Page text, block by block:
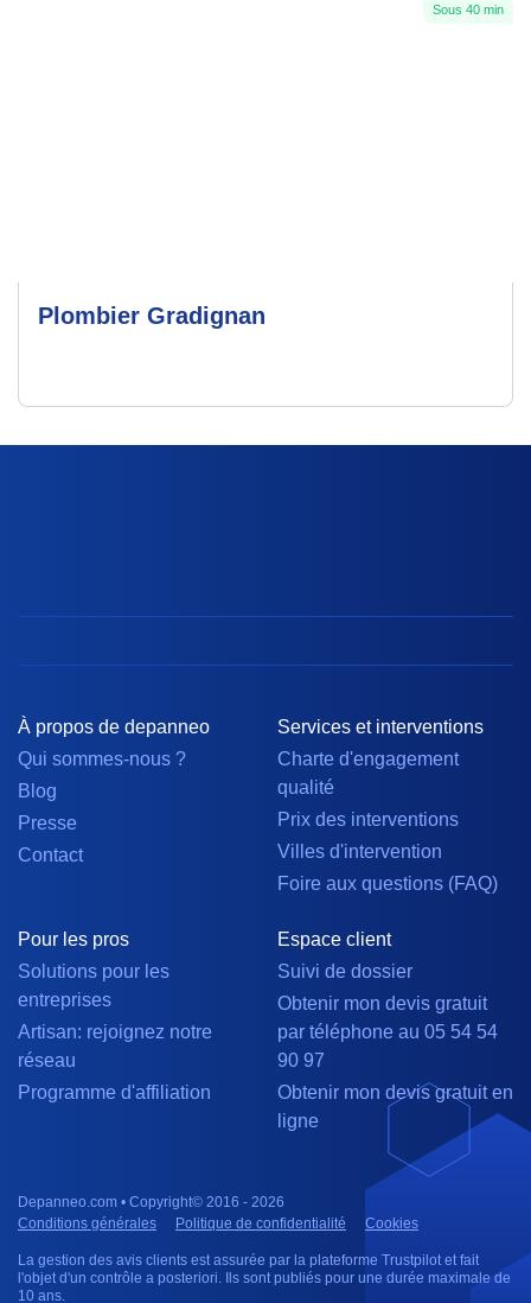
Sous 40 min
Plombier Gradignan
À propos de depanneo
Qui sommes-nous ?
Blog
Presse
Contact
Services et interventions
Charte d'engagement
qualité
Prix des interventions
Villes d'intervention
Foire aux questions (FAQ)
Pour les pros
Solutions pour les
entreprises
Artisan: rejoignez notre
réseau
Programme d'affiliation
Espace client
Suivi de dossier
Obtenir mon devis gratuit
par téléphone au 05 54 54
90 97
Obtenir mon devis gratuit en
ligne
Depanneo.com • Copyright© 2016 - 2026
Conditions générales
Politique de confidentialité Cookies
La gestion des avis clients est assurée par la plateforme Trustpilot et fait
l'objet d'un contrôle a posteriori. Ils sont publiés pour une durée maximale de
10 ans.